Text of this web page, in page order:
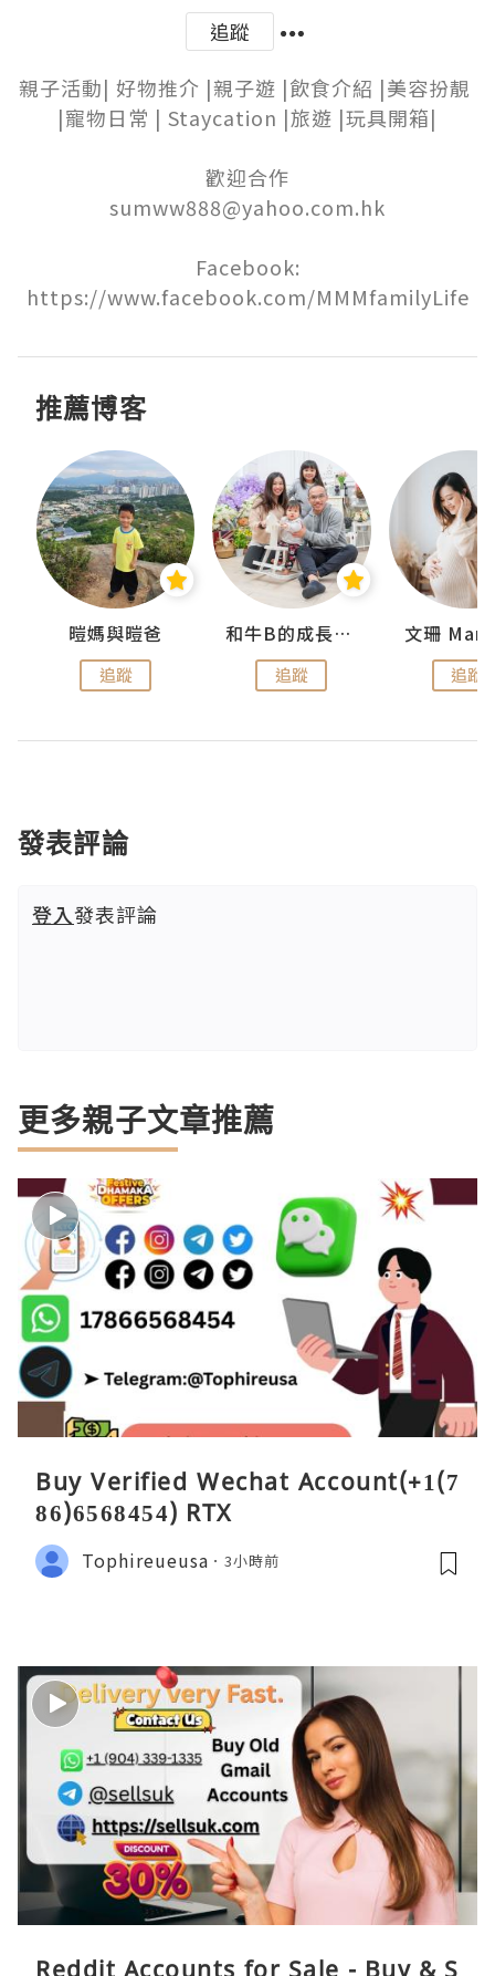
追蹤
親子活動| 好物推介 |親子遊 |飲食介紹 |美容扮靚
|寵物日常 | Staycation |旅遊 |玩具開箱|
歡迎合作
sumww888@yahoo.com.hk
Facebook:
https://www.facebook.com/MMMfamilyLife
推薦博客
暟媽與暟爸
追蹤
和牛B的成長日記
追蹤
文珊
追蹤
發表評論
登入發表評論
更多親子文章推薦
Buy Verified Wechat Account(+1(7
86)6568454) RTX
Tophireueusa 3小時前
Reddit Accounts for Sale - Buy & S